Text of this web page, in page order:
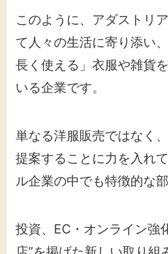
このように、アダストリ
て人々の生活に寄り添い
長く使える」衣服や雑貨
いる企業です。
単なる洋服販売ではなく
提案することに力を入れ
ル企業の中でも特徴的な
投資、EC・オンライン強